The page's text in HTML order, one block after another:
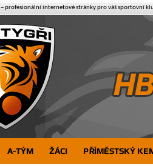
– profesionální internetové stránky pro váš sportovní
A-TÝM ŽÁCI PŘÍMĚSTSKÝ